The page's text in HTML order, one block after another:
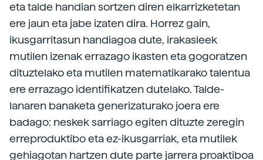
eta talde handian sortzen diren elkarrizketetan
ere jaun eta jabe izaten dira. Horrez gain,
ikusgarritasun handiagoa dute, irakasleek
mutilen izenak errazago ikasten eta gogoratzen
dituztelako eta mutilen matematikarako talentua
ere errazago identifikatzen dutelako. Talde-
lanaren banaketa generizaturako joera ere
badago: neskek sarriago egiten dituzte zeregin
erreproduktibo eta ez-ikusgarriak, eta mutilek
gehiagotan hartzen dute parte jarrera proaktiboa